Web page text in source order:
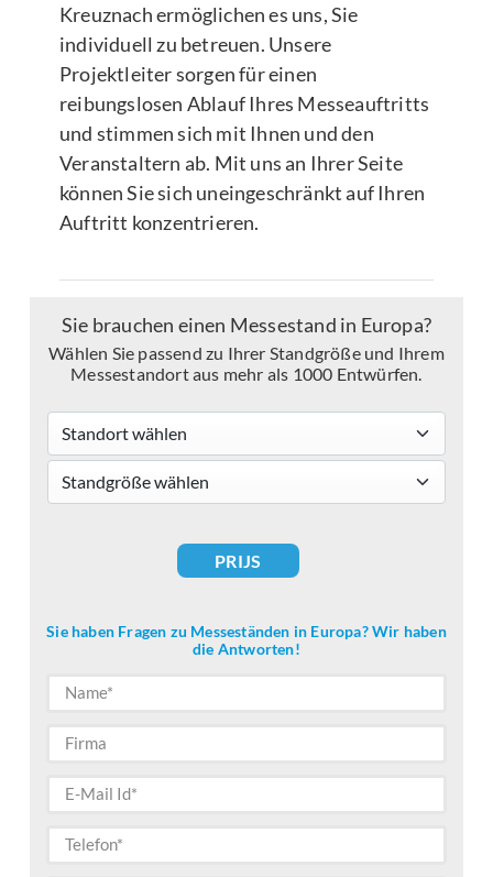
Kreuznach ermöglichen es uns, Sie
individuell zu betreuen. Unsere
Projektleiter sorgen für einen
reibungslosen Ablauf Ihres Messeauftritts
und stimmen sich mit Ihnen und den
Veranstaltern ab. Mit uns an Ihrer Seite
können Sie sich uneingeschränkt auf Ihren
Auftritt konzentrieren.
Sie brauchen einen Messestand in Europa?
Wählen Sie passend zu Ihrer Standgröße und Ihrem
Messestandort aus mehr als 1000 Entwürfen.
PRIJS
Sie haben Fragen zu Messeständen in Europa? Wir haben
die Antworten!